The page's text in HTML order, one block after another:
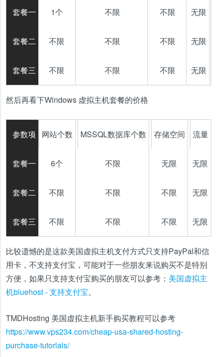
套餐一
套餐二
套餐三
1个
不限
不限
不限
不限
不限
不限
不限
不限
无限
无限
无限
然后再看下Windows 虚拟主机套餐的价格
参数项
套餐一
套餐二
套餐三
网站个数
6个
不限
不限
MSSQL数据库个数
不限
不限
不限
存储空间
无限
不限
不限
流量
无限
无限
无限
比较遗憾的是这款美国虚拟主机支付方式只支持PayPal和信
用卡，不支持支付宝，可能对于一些朋友来说购买不是特别
方便，如果只支持支付宝购买的朋友可以参考： 美国虚拟主
机bluehost - 支持支付宝。
TMDHosting 美国虚拟主机新手购买教程可以参考
https://www.vps234.com/cheap-usa-shared-hosting-
purchase-tutorials/